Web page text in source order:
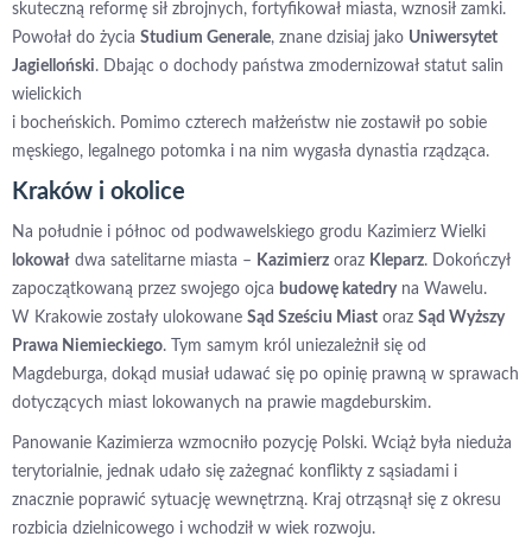
skuteczną reformę sił zbrojnych, fortyfikował miasta, wznosił zamki.
Powołał do życia Studium Generale, znane dzisiaj jako Uniwersytet
Jagielloński. Dbając o dochody państwa zmodernizował statut salin
wielickich
i bocheńskich. Pomimo czterech małżeństw nie zostawił po sobie
męskiego, legalnego potomka i na nim wygasła dynastia rządząca.
Kraków i okolice
Na południe i północ od podwawelskiego grodu Kazimierz Wielki
lokował dwa satelitarne miasta – Kazimierz oraz Kleparz. Dokończył
zapoczątkowaną przez swojego ojca budowę katedryna Wawelu.
W Krakowie zostały ulokowane Sąd Sześciu Miast oraz Sąd Wyższy
Prawa Niemieckiego. Tym samym król uniezależnił się od
Magdeburga, dokąd musiał udawać się po opinię prawną w sprawach
dotyczących miast lokowanych na prawie magdeburskim.
Panowanie Kazimierza wzmocniło pozycję Polski. Wciąż była nieduża
terytorialnie, jednak udało się zażegnać konflikty z sąsiadami i
znacznie poprawić sytuację wewnętrzną. Kraj otrząsnął się z okresu
rozbicia dzielnicowego i wchodził w wiek rozwoju.